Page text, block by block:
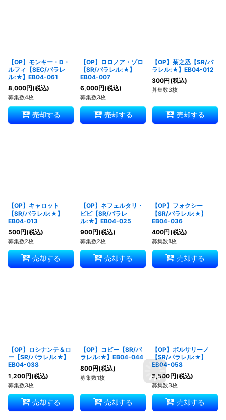
【OP】モンキー・D・
ルフィ【SEC/パラレ
ル:★】EB04-061
8,000円(税込)
募集数4枚
売却する
【OP】ロロノア・ゾロ
【SR/パラレル:★】
EB04-007
6,000円(税込)
募集数3枚
売却する
【OP】菊之丞【SR/パ
ラレル:★】EB04-012
300円(税込)
募集数3枚
売却する
【OP】キャロット
【SR/パラレル:★】
EB04-013
500円(税込)
募集数2枚
売却する
【OP】ネフェルタリ・
ビビ【SR/パラレ
ル:★】EB04-025
900円(税込)
募集数2枚
売却する
【OP】フォクシー
【SR/パラレル:★】
EB04-036
400円(税込)
募集数1枚
売却する
【OP】ロシナンテ＆ロ
ー【SR/パラレル:★】
EB04-038
1,200円(税込)
募集数3枚
売却する
【OP】コビー【SR/パ
ラレル:★】EB04-044
800円(税込)
募集数1枚
売却する
【OP】ボルサリーノ
【SR/パラレル:★】
EB04-058
5,500円(税込)
募集数3枚
売却する